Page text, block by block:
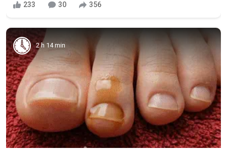
233 30 356
2 h 14 min